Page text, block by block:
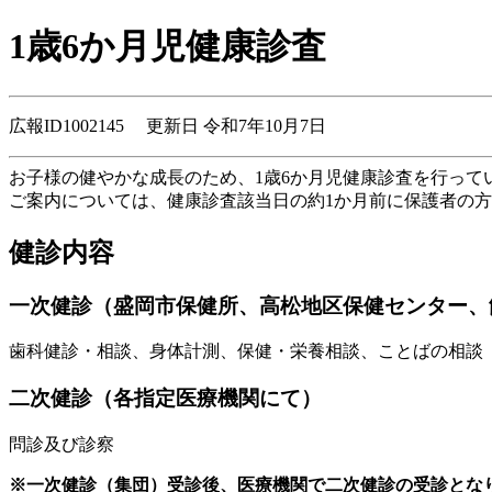
1歳6か月児健康診査
広報ID1002145 更新日 令和7年10月7日
お子様の健やかな成長のため、1歳6か月児健康診査を行って
ご案内については、健康診査該当日の約1か月前に保護者の
健診内容
一次健診（盛岡市保健所、高松地区保健センター
歯科健診・相談、身体計測、保健・栄養相談、ことばの相談
二次健診（各指定医療機関にて）
問診及び診察
※一次健診（集団）受診後、医療機関で二次健診の受診とな